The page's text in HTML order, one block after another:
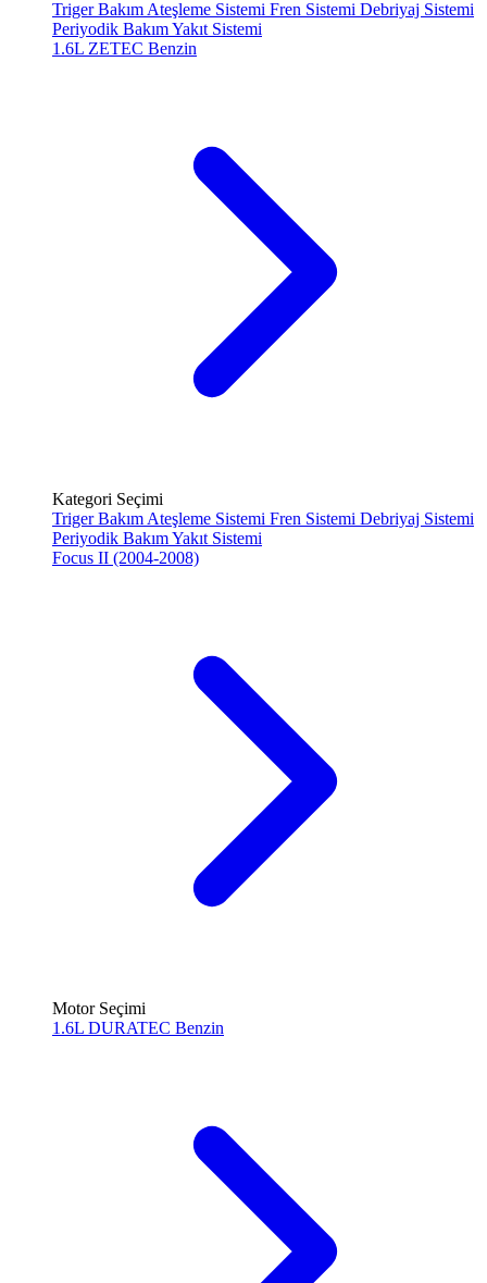
Triger Bakım Ateşleme Sistemi Fren Sistemi Debriyaj Sistemi
Periyodik BakımYakıt Sistemi
1.6L ZETEC Benzin
Kategori Seçimi
Triger Bakım Ateşleme Sistemi Fren Sistemi Debriyaj Sistemi
Periyodik BakımYakıt Sistemi
Focus II (2004-2008)
Motor Seçimi
1.6L DURATEC Benzin